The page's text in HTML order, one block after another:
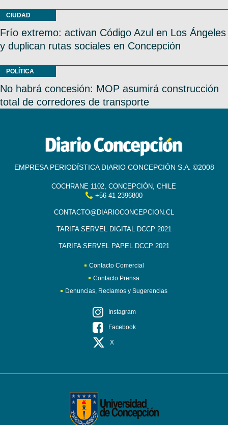
CIUDAD
Frío extremo: activan Código Azul en Los Ángeles
y duplican rutas sociales en Concepción
POLÍTICA
No habrá concesión: MOP asumirá construcción
total de corredores de transporte
EMPRESA PERIODÍSTICA DIARIO CONCEPCIÓN S.A. ©2008
COCHRANE 1102, CONCEPCIÓN, CHILE
+56 41 2396800
CONTACTO@DIARIOCONCEPCION.CL
TARIFA SERVEL DIGITAL DCCP 2021
TARIFA SERVEL PAPEL DCCP 2021
Contacto Comercial
Contacto Prensa
Denuncias, Reclamos y Sugerencias
Instagram
Facebook
X